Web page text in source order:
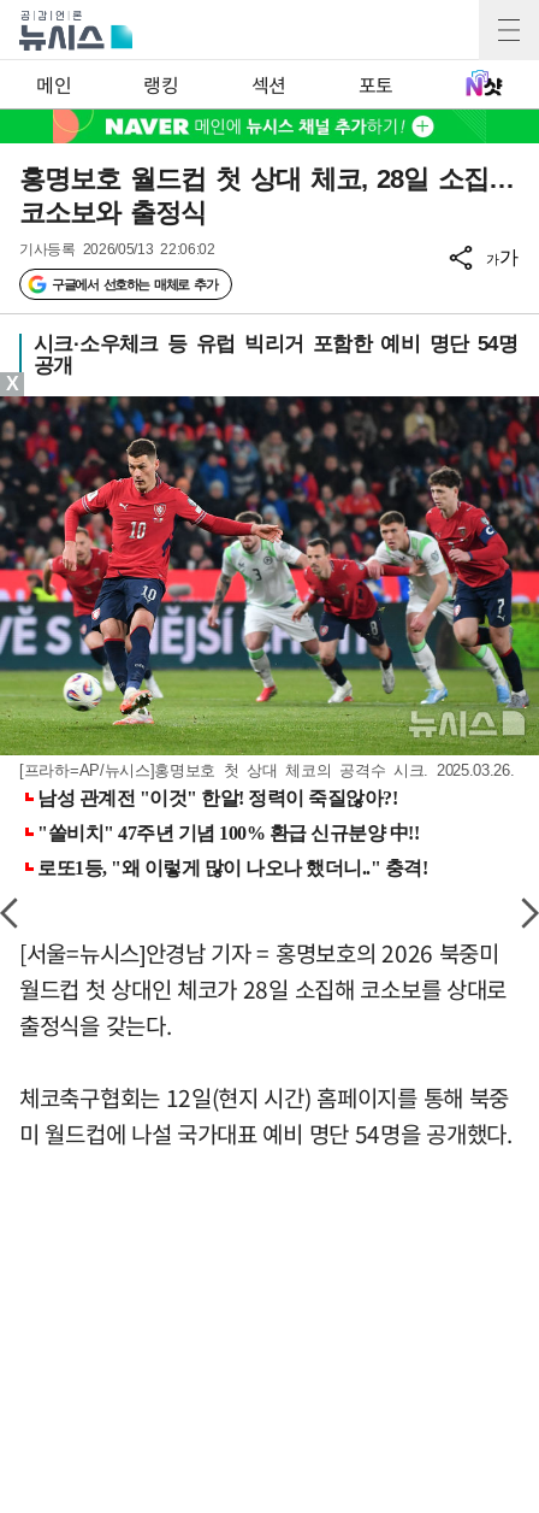
메인 랭킹 섹션 포토
홍명보호 월드컵 첫 상대 체코, 28일 소집…
코소보와 출정식
기사등록 2026/05/13 22:06:02
구글에서 선호하는 매체로 추가
가가
시크·소우체크 등 유럽 빅리거 포함한 예비 명단 54명
공개
[프라하=AP/뉴시스]홍명보호 첫 상대 체코의 공격수 시크. 2025.03.26.
[서울=뉴시스]안경남 기자 = 홍명보호의 2026 북중미
월드컵 첫 상대인 체코가 28일 소집해 코소보를 상대로
출정식을 갖는다.
체코축구협회는 12일(현지 시간) 홈페이지를 통해 북중
미 월드컵에 나설 국가대표 예비 명단 54명을 공개했다.
X